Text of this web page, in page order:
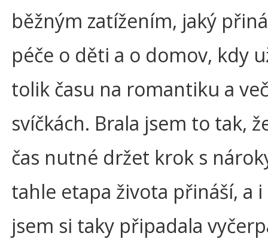
běžným zatížením, jaký
péče o děti a o domov, kdy
tolik času na romantiku a
svíčkách. Brala jsem to tak,
čas nutné držet krok s
tahle etapa života přináší, a i
jsem si taky připadala